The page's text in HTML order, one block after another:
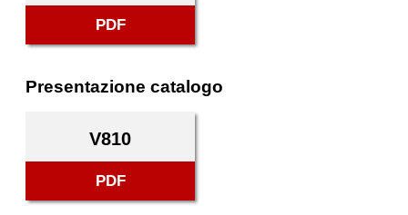
PDF
Presentazione catalogo
V810
PDF